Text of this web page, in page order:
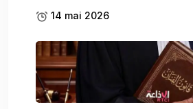
14 mai 2026